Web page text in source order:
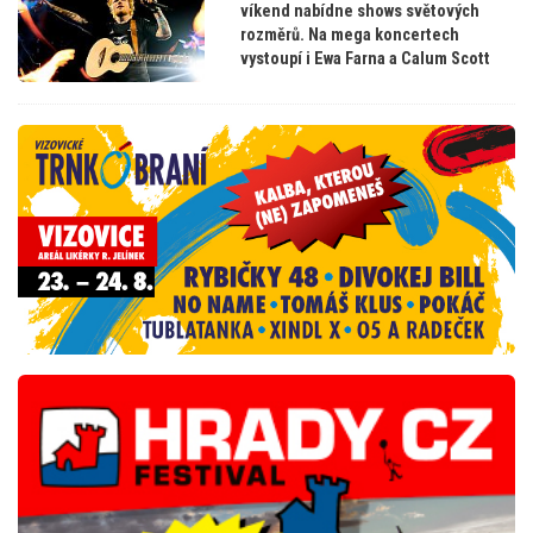
víkend nabídne shows světových
rozměrů. Na mega koncertech
vystoupí i Ewa Farna a Calum Scott